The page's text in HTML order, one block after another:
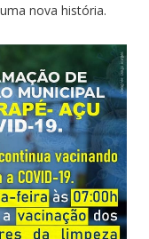
nova história.